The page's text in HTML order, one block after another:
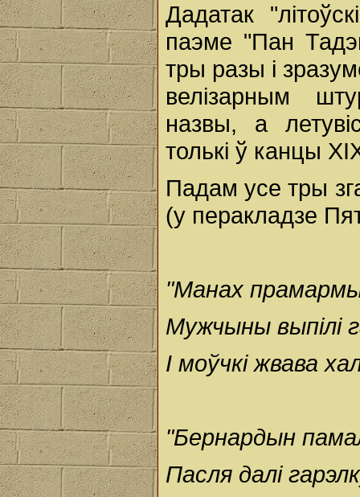
Дадатак
паэме "Пан
тры разы і
велізарным
назвы, а
толькі ў канцы
Падам усе тры
(у перакладзе
"Манах
Мужчыны выпілі
І моўчкі жвава
"Бернардын
Пасля далі